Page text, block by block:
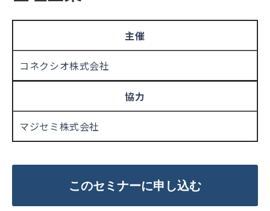
主催
コネクシオ株式会社
協力
マジセミ株式会社
このセミナーに申し込む